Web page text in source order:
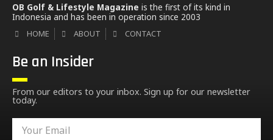
OB Golf & Lifestyle Magazine is the first of its kind in
Indonesia and has been in operation since 2003
HOME ABOUT CONTACT
Be an Insider
From our editors to your inbox. Sign up for our newsletter
today.